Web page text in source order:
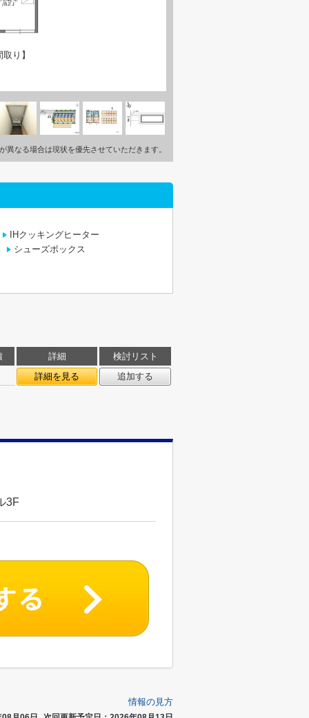
り】
なる場合は現状を優先させていただきます。
IHクッキングヒーター
シューズボックス
詳細
検討リスト
詳細を見る
追加する
3F
情報の見方